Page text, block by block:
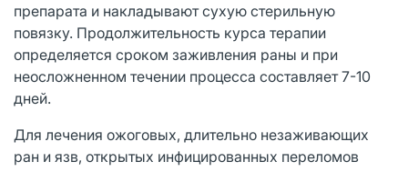
препарата и накладывают сухую стерильную
повязку. Продолжительность курса терапии
определяется сроком заживления раны и при
неосложненном течении процесса составляет 7-10
дней.
Для лечения ожоговых, длительно незаживающих
ран и язв, открытых инфицированных переломов